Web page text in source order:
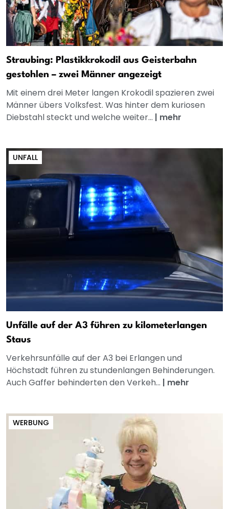
Straubing: Plastikkrokodil aus Geisterbahn
gestohlen – zwei Männer angezeigt
Mit einem drei Meter langen Krokodil spazieren zwei
Männer übers Volksfest. Was hinter dem kuriosen
Diebstahl steckt und welche weiter... | mehr
UNFALL
Unfälle auf der A3 führen zu kilometerlangen
Staus
Verkehrsunfälle auf der A3 bei Erlangen und
Höchstadt führen zu stundenlangen Behinderungen.
Auch Gaffer behinderten den Verkeh... | mehr
WERBUNG